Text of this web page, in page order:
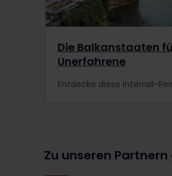
Die Balkanstaaten
Unerfahrene
Zu unseren